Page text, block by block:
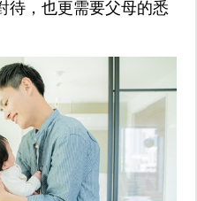
待，也更需要父母的悉